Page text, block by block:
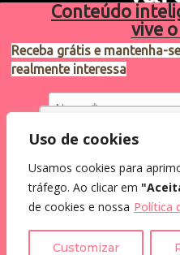
Conteúdo
vive
Receba grátis e mantenha-
realmente interessa
Eu concordo em
Ao informar meus
Utilizamos cookies
como você interage
personalizar
Uso de cookies
Usamos cookies para
tráfego. Ao clicar em
de cookies e nossa Política
Customizar
2024®. Todos os